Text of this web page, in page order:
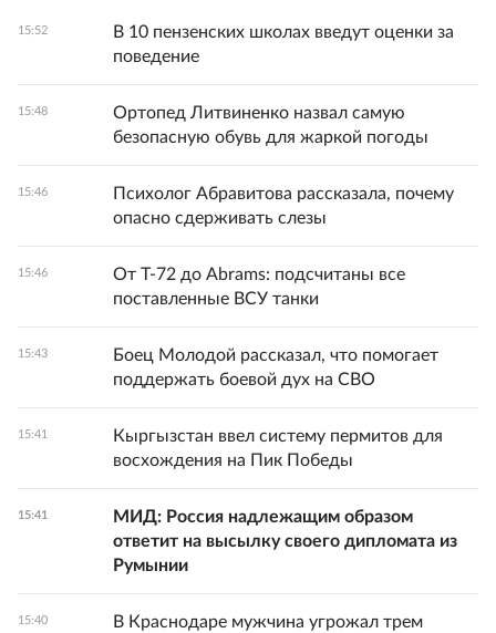
15:52
В 10 пензенских школах введут оценки за
поведение
15:48
Ортопед Литвиненко назвал самую
безопасную обувь для жаркой погоды
15:46
Психолог Абравитова рассказала, почему
опасно сдерживать слезы
15:46
От Т-72 до Abrams: подсчитаны все
поставленные ВСУ танки
15:43
Боец Молодой рассказал, что помогает
поддержать боевой дух на СВО
15:41
Кыргызстан ввел систему пермитов для
восхождения на Пик Победы
15:41
МИД: Россия надлежащим образом
ответит на высылку своего дипломата из
Румынии
15:40
В Краснодаре мужчина угрожал трем